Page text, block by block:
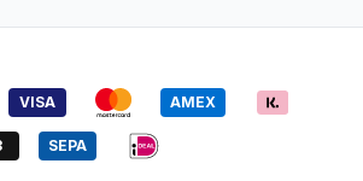
VISA AMEX
SEPA